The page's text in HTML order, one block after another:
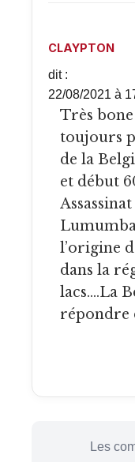
CLAYPTON
dit :
22/08/2021 à
Très bone initiative Iwacu, j ai
toujours
de la
et début
l’origine
dans la
lacs….La
répondre
Les